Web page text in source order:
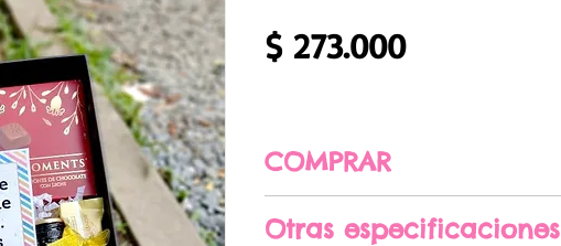
$ 273.000Precio
COMPRAR
CLIC AQUÍ PARA COMPRAR
Otras especificaciones